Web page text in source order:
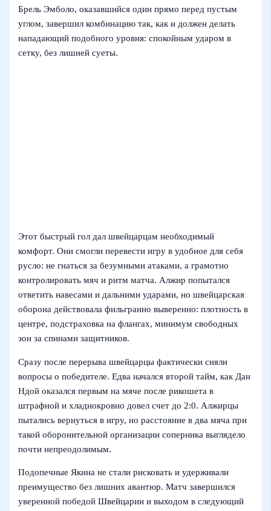
Брель Эмболо, оказавшийся один прямо перед пустым
углом, завершил комбинацию так, как и должен делать
нападающий подобного уровня: спокойным ударом в
сетку, без лишней суеты.
Этот быстрый гол дал швейцарцам необходимый
комфорт. Они смогли перевести игру в удобное для себя
русло: не гнаться за безумными атаками, а грамотно
контролировать мяч и ритм матча. Алжир попытался
ответить навесами и дальними ударами, но швейцарская
оборона действовала фильгранно выверенно: плотность в
центре, подстраховка на флангах, минимум свободных
зон за спинами защитников.
Сразу после перерыва швейцарцы фактически сняли
вопросы о победителе. Едва начался второй тайм, как Дан
Ндой оказался первым на мяче после рикошета в
штрафной и хладнокровно довел счет до 2:0. Алжирцы
пытались вернуться в игру, но расстояние в два мяча при
такой оборонительной организации соперника выглядело
почти непреодолимым.
Подопечные Якина не стали рисковать и удерживали
преимущество без лишних авантюр. Матч завершился
уверенной победой Швейцарии и выходом в следующий